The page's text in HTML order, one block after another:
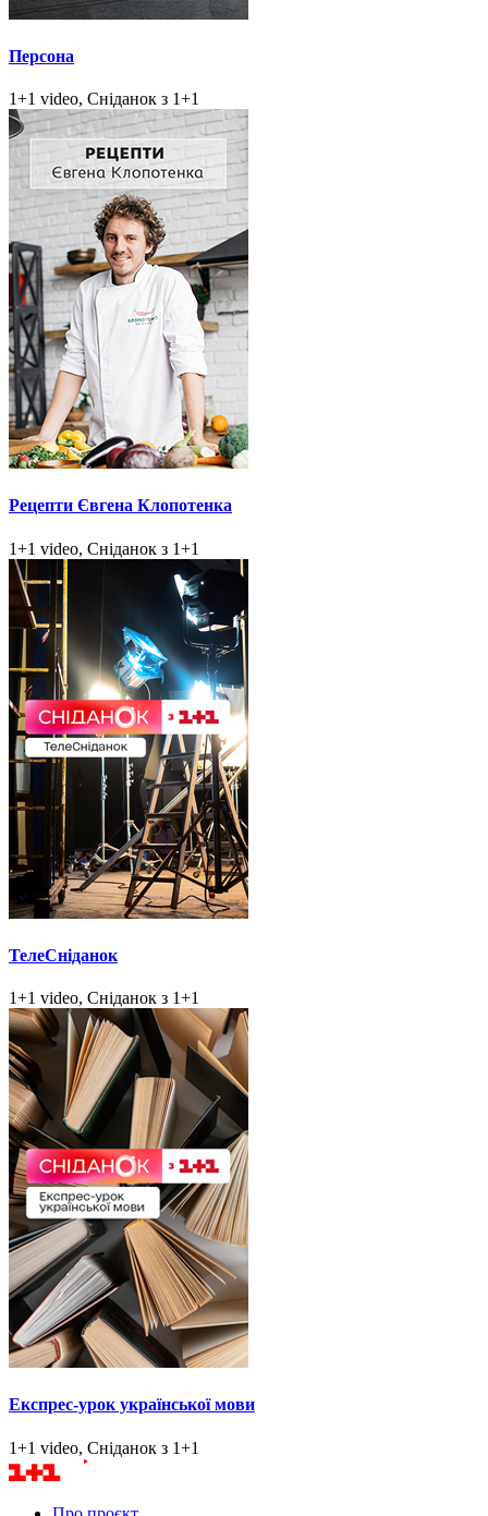
Персона
1+1 video, Сніданок з 1+1
Рецепти Євгена Клопотенка
1+1 video, Сніданок з 1+1
ТелеСніданок
1+1 video, Сніданок з 1+1
Експрес-урок української мови
1+1 video, Сніданок з 1+1